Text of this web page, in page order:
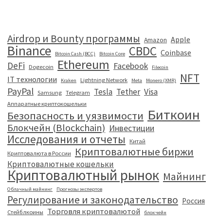
Airdrop и Bounty программы Amazon Apple
Binance Bitcoin Cash (BCC) Bitcoin Core CBDC Coinbase
DeFi Dogecoin Ethereum Facebook Filecoin
IT технологии Kraken Lightning Network Meta Monero (XMR) NFT
PayPal Samsung Telegram Tesla Tether Visa
Аппаратные криптокошельки
Безопасность и уязвимости Биткоин
Блокчейн (Blockchain) Инвестиции
Исследования и отчеты
Китай
Криптовалюта в России
Криптовалютные биржи
Криптовалютные кошельки
Криптовалютный рынок Майнинг
Облачный майнинг Прогнозы экспертов
Регулирование и законодательство Россия
Стейблкоины Торговля криптовалютой
блокчейн